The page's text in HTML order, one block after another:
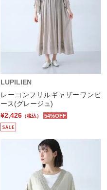
LUPILIEN
レーヨンフリルギャザーワンピ
ース(グレージュ)
¥2,426 （税込） 54%OFF